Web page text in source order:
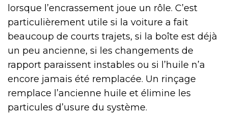
lorsque l’encrassement joue un rôle. C’est
particulièrement utile si la voiture a fait
beaucoup de courts trajets, si la boîte est déjà
un peu ancienne, si les changements de
rapport paraissent instables ou si l’huile n’a
encore jamais été remplacée. Un rinçage
remplace l’ancienne huile et élimine les
particules d’usure du système.